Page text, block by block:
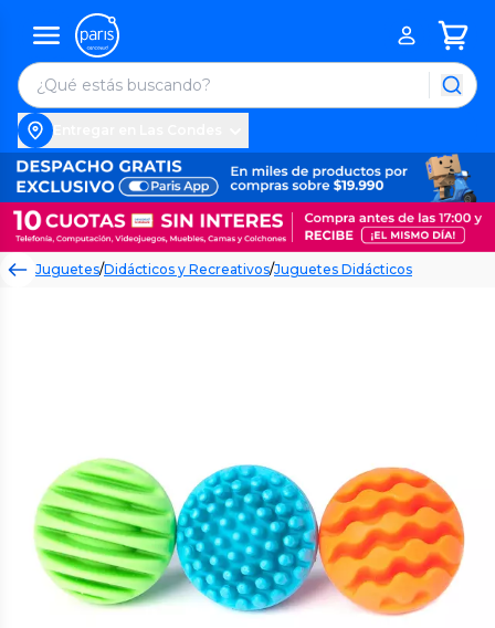
Juguetes/Didácticos y Recreativos/Juguetes Didácticos